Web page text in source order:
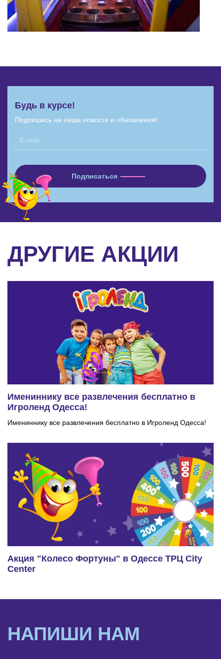
Будь в курсе!
Подпишись на наши новости и обновления!
ДРУГИЕ АКЦИИ
Имениннику все развлечения бесплатно в
Игроленд Одесса!
Имениннику все развлечения бесплатно в Игроленд Одесса!
Акция "Колесо Фортуны" в Одессе ТРЦ City
Center
НАПИШИ НАМ